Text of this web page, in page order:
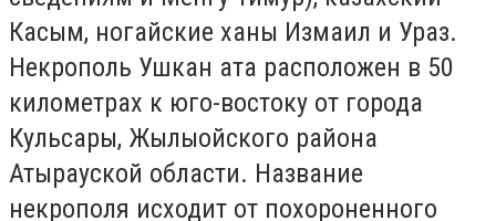
Касым, ногайские ханы Измаил и Ураз.
Некрополь Ушкан ата расположен в 50
километрах к юго-востоку от города
Кульсары, Жылыойского района
Атырауской области. Название
некрополя исходит от похороненного